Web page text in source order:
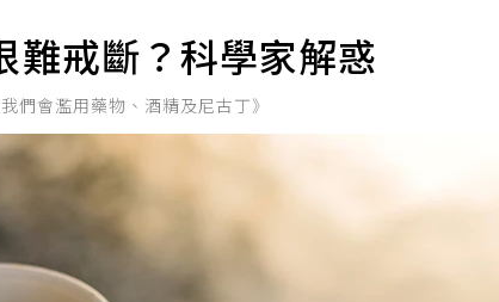
難戒斷？科學家解惑
們會濫用藥物、酒精及尼古丁》